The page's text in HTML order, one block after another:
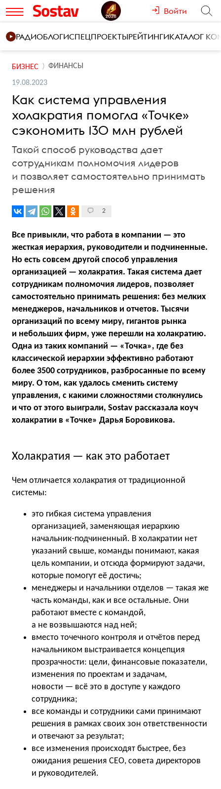
Войти
РАДИОБЛОГИСПЕЦПРОЕКТЫРЕЙТИНГИКАТАЛОГ
БИЗНЕС ФИНАНСЫ
19.08.2023
Как система управления
холакратия помогла «Точке»
сэкономить 130 млн рублей
Такой способ руководства дает
сотрудникам полномочия лидеров
и позволяет самостоятельно принимать
решения
2
Все привыкли, что работа в компании — это
жесткая иерархия, руководители и подчиненные.
Но есть совсем другой способ управления
организацией — холакратия. Такая система дает
сотрудникам полномочия лидеров, позволяет
самостоятельно принимать решения: без мелких
менеджеров, начальников и отчетов. Тысячи
организаций по всему миру, гигантов рынка
и небольших фирм, уже перешли на холакратию.
Одна из таких компаний — «Точка», где без
классической иерархии эффективно работают
более 3500 сотрудников, разбросанные по всему
миру. О том, как удалось сменить систему
управления, с какими сложностями столкнулись
и что от этого выиграли, Sostav рассказала коуч
холакратии в «Точке» Дарья Боровикова.
Холакратия — как это работает
Чем отличается холакратия от традиционной
системы:
это гибкая система управления
организацией, заменяющая иерархию
начальник-подчиненный. В холакратии нет
указаний свыше, команды понимают, какая
цель компании, и отсюда формируют задачи,
которые помогут её достичь;
менеджеры и начальники отделов — такая же
часть команды, как и все остальные. Они
работают вместе с командой,
а не возвышаются над ней;
вместо точечного контроля и отчётов перед
начальником выстраивается концепция
прозрачности: цели, финансовые показатели,
изменения по проектам и задачам,
новости — всё это в доступе у каждого
сотрудника;
все команды и сотрудники сами принимают
решения в рамках своих зон ответственности
и отвечают за результат;
все изменения происходят быстрее, без
ожидания решения СЕО, совета директоров
и руководителей.